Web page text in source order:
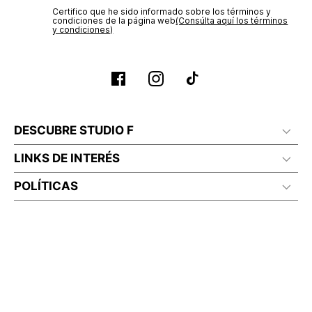
Certifico que he sido informado sobre los términos y
condiciones de la página web‎(Consúlta aquí los términos
y condiciones)
DESCUBRE STUDIO F
LINKS DE INTERÉS
POLÍTICAS